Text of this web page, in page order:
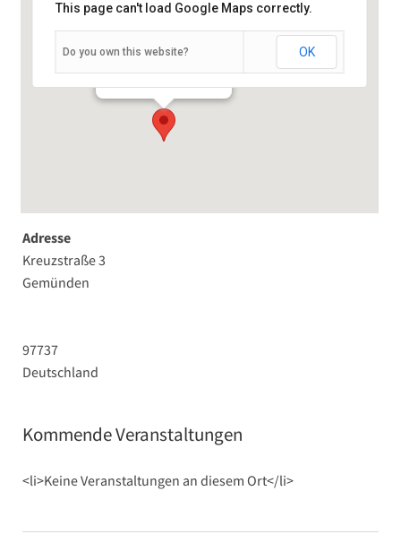
Veranstaltungen
This page can't load Google Maps correctly.
Do you own this website? OK
Adresse
Kreuzstraße 3
Gemünden
97737
Deutschland
Kommende Veranstaltungen
<li>Keine Veranstaltungen an diesem Ort</li>